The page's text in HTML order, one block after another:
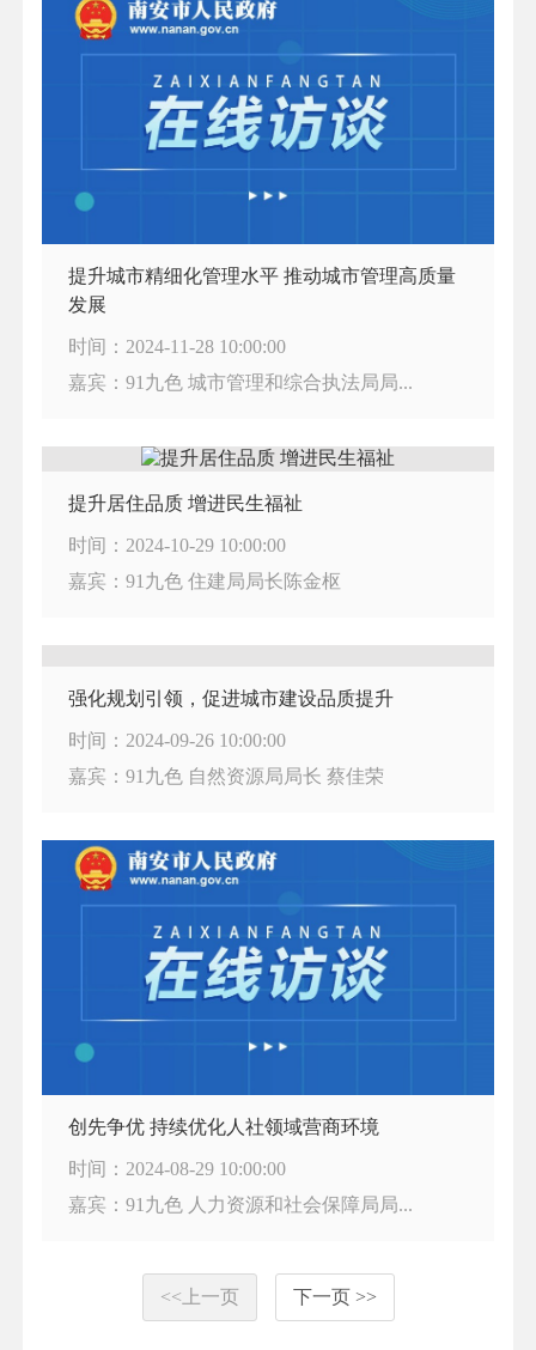
提升城市精细化管理水平 推动城市管理高质量
发展
时间：2024-11-28 10:00:00
嘉宾：91九色 城市管理和综合执法局局...
提升居住品质 增进民生福祉
时间：2024-10-29 10:00:00
嘉宾：91九色 住建局局长陈金枢
强化规划引领，促进城市建设品质提升
时间：2024-09-26 10:00:00
嘉宾：91九色 自然资源局局长 蔡佳荣
创先争优 持续优化人社领域营商环境
时间：2024-08-29 10:00:00
嘉宾：91九色 人力资源和社会保障局局...
<<上一页 下一页 >>